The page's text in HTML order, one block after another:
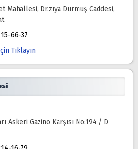
Mahallesi, Dr.zıya Durmuş Caddesi,
66-37
Tıklayın
Askeri Gazino Karşısı No:194 / D